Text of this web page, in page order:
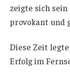
zeigte sich
provokant und
Diese Zeit
Erfolg im